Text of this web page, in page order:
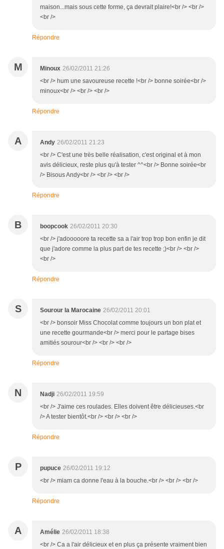
maison...mais sous cette forme, ça devrait plaire!<br /> <br />
<br />
Répondre
M Minoux 26/02/2011 21:26
<br /> hum une savoureuse recette !<br /> bonne soirée<br />
minoux<br /> <br /> <br />
Répondre
A Andy 26/02/2011 21:23
<br /> C'est une très belle réalisation, c'est original et à mon
avis délicieux, reste plus qu'à tester ^^<br /> Bonne soirée<br
/> Bisous Andy<br /> <br /> <br />
Répondre
B boopcook 26/02/2011 20:30
<br /> j'adooooore ta recette sa a l'air trop trop bon enfin je dit
que j'adore comme la plus part de tes recette ;)<br /> <br />
<br />
Répondre
S Sourour la Marocaine 26/02/2011 20:01
<br /> bonsoir Miss Chocolat comme toujours un bon plat et
une recette gourmande<br /> merci pour le partage bises
amitiés sourour<br /> <br /> <br />
Répondre
N Nadji 26/02/2011 19:59
<br /> J'aime ces roulades. Elles doivent être délicieuses.<br
/> A tester bientôt.<br /> <br /> <br />
Répondre
P pupuce 26/02/2011 19:12
<br /> miam ca donne l'eau à la bouche.<br /> <br /> <br />
Répondre
A Amélie 26/02/2011 18:38
<br /> Ca a l'air délicieux et en plus ça présente vraiment bien